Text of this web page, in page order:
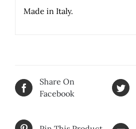
Made in Italy.
Share On
Facebook